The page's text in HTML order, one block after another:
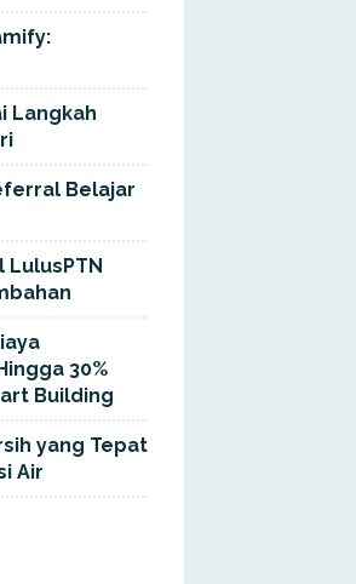
Langkah
Belajar
LulusPTN
30%
Building
yang Tepat
Air